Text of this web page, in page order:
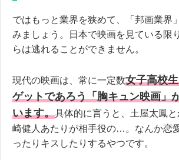
ではもっと業界を狭めて、「邦画業界
みましょう。日本で映画を見ている限
らは逃れることができません。
現代の映画は、常に一定数女子高校
ゲットであろう「胸キュン映画」
います。具体的に言うと、土屋太鳳
崎健人あたりが相手役の…。なんか恋
ったりキスしたりするやつです。